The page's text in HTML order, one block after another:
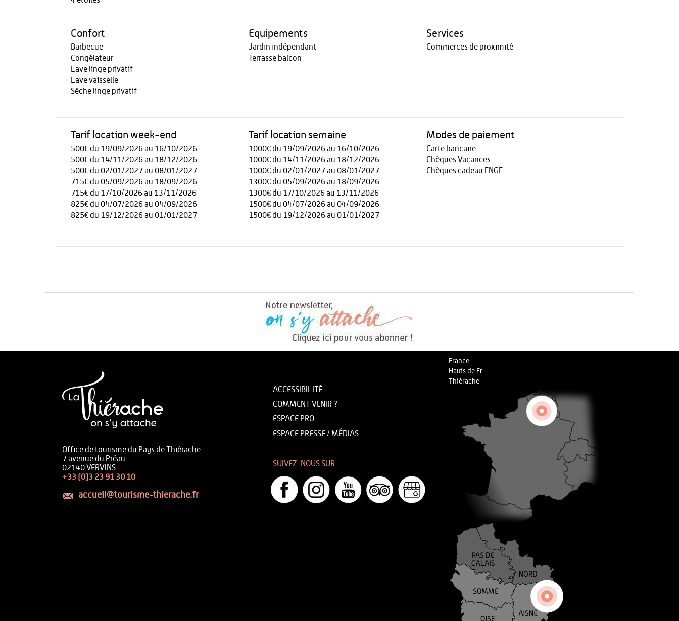
Confort
Barbecue
Congélateur
Lave linge privatif
Lave vaisselle
Sèche linge privatif
Equipements
Jardin indépendant
Terrasse balcon
Services
Commerces de proximité
Tarif location week-end
500€ du 19/09/2026 au 16/10/2026
500€ du 14/11/2026 au 18/12/2026
500€ du 02/01/2027 au 08/01/2027
715€ du 05/09/2026 au 18/09/2026
715€ du 17/10/2026 au 13/11/2026
825€ du 04/07/2026 au 04/09/2026
825€ du 19/12/2026 au 01/01/2027
Tarif location semaine
1000€ du 19/09/2026 au 16/10/2026
1000€ du 14/11/2026 au 18/12/2026
1000€ du 02/01/2027 au 08/01/2027
1300€ du 05/09/2026 au 18/09/2026
1300€ du 17/10/2026 au 13/11/2026
1500€ du 04/07/2026 au 04/09/2026
1500€ du 19/12/2026 au 01/01/2027
Modes de paiement
Carte bancaire
Chèques Vacances
Chèques cadeau FNGF
Office de tourisme du Pays de Thiérache
7 avenue du Préau
02140 VERVINS
+33 (0)3 23 91 30 10
accueil@tourisme-thierache.fr
ACCESSIBILITÉ
COMMENT VENIR ?
ESPACE PRO
ESPACE PRESSE / MÉDIAS
SUIVEZ-NOUS SUR
France
Hauts de Fr
Thiérache